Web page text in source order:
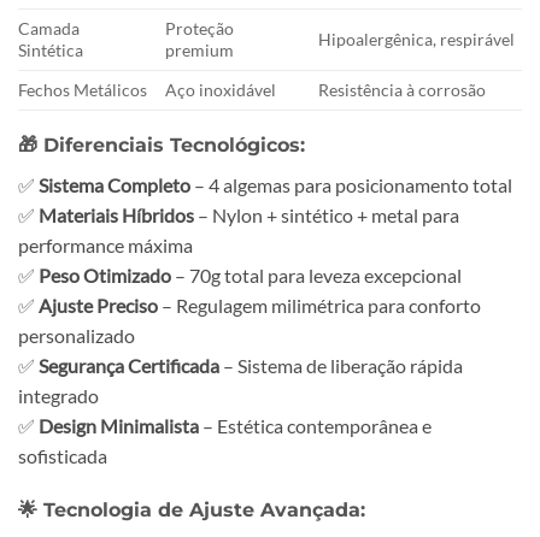
Camada
Sintética
Proteção
premium
Hipoalergênica, respirável
Fechos Metálicos Aço inoxidável Resistência à corrosão
🎁 Diferenciais Tecnológicos:
✅ Sistema Completo – 4 algemas para posicionamento total
✅ Materiais Híbridos – Nylon + sintético + metal para
performance máxima
✅ Peso Otimizado – 70g total para leveza excepcional
✅ Ajuste Preciso – Regulagem milimétrica para conforto
personalizado
✅ Segurança Certificada – Sistema de liberação rápida
integrado
✅ Design Minimalista – Estética contemporânea e
sofisticada
🌟 Tecnologia de Ajuste Avançada: